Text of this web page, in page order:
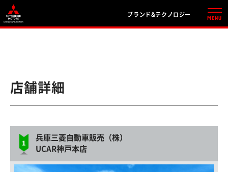
ブランド&テクノロジー
店舗詳細
兵庫三菱自動車販売（株）
UCAR神戸本店